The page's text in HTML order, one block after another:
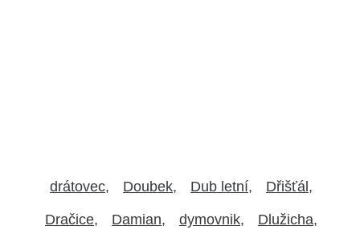
drátovec Doubek Dub letní Dřišťál
Dračice Damian dymovnik Dlužicha